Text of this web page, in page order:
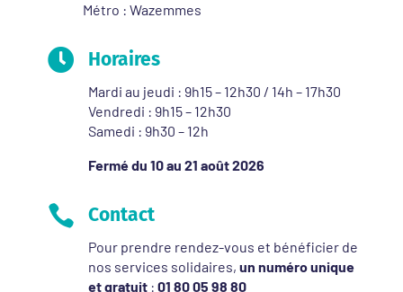
Métro : Wazemmes
 Horaires
Mardi au jeudi : 9h15 – 12h30 / 14h – 17h30
Vendredi : 9h15 – 12h30
Samedi : 9h30 – 12h
Fermé du 10 au 21 août 2026
 Contact
Pour prendre rendez-vous et bénéficier de
nos services solidaires, un numéro unique
et gratuit: 01 80 05 98 80